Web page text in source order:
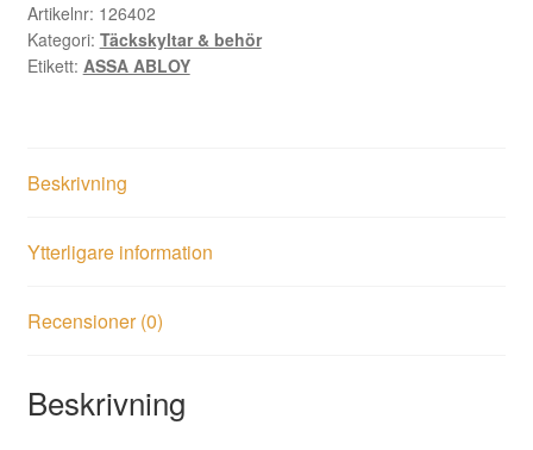
Artikelnr: 126402
Kategori: Täckskyltar & behör
Etikett: ASSA ABLOY
Beskrivning
Ytterligare information
Recensioner (0)
Beskrivning